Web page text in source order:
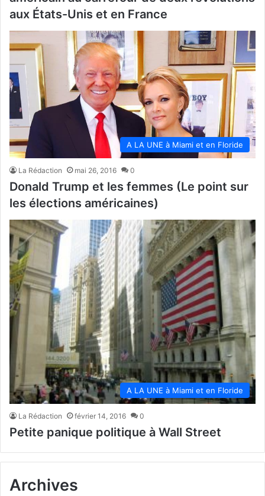
aux États-Unis et en France
A LA UNE à Miami et en Floride
La Rédaction mai 26, 2016 0
Donald Trump et les femmes (Le point sur
les élections américaines)
A LA UNE à Miami et en Floride
La Rédaction février 14, 2016 0
Petite panique politique à Wall Street
Archives